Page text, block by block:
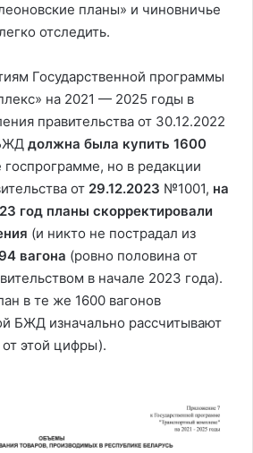
планы» и чиновничье
отследить.
Государственной программы
на 2021 — 2025 годы в
правительства от 30.12.2022
должна была купить 1600
но в редакции
от 29.12.2023 №1001, на
год планы скорректировали
(и никто не пострадал из
вагона (ровно половина от
в начале 2023 года).
в те же 1600 вагонов
БЖД изначально рассчитывают
этой цифры).